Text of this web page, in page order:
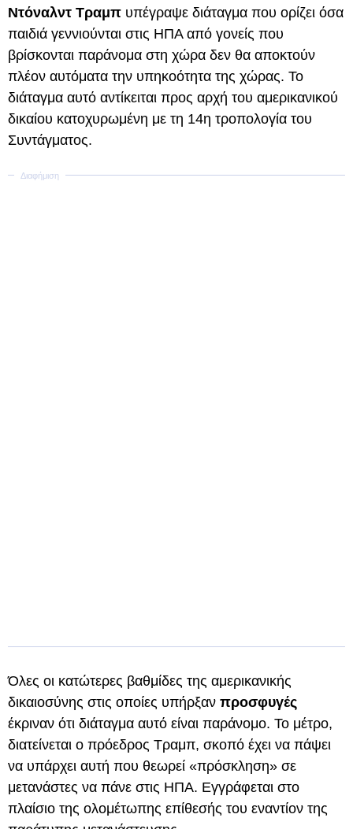
Ντόναλντ Τραμπ υπέγραψε διάταγμα που ορίζει όσα
παιδιά γεννιούνται στις ΗΠΑ από γονείς που
βρίσκονται παράνομα στη χώρα δεν θα αποκτούν
πλέον αυτόματα την υπηκοότητα της χώρας. Το
διάταγμα αυτό αντίκειται προς αρχή του αμερικανικού
δικαίου κατοχυρωμένη με τη 14η τροπολογία του
Συντάγματος.
Όλες οι κατώτερες βαθμίδες της αμερικανικής
δικαιοσύνης στις οποίες υπήρξαν προσφυγές
έκριναν ότι διάταγμα αυτό είναι παράνομο. Το μέτρο,
διατείνεται ο πρόεδρος Τραμπ, σκοπό έχει να πάψει
να υπάρχει αυτή που θεωρεί «πρόσκληση» σε
μετανάστες να πάνε στις ΗΠΑ. Εγγράφεται στο
πλαίσιο της ολομέτωπης επίθεσής του εναντίον της